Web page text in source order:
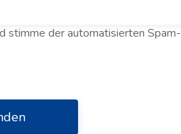
stimme der automatisierten Spam-